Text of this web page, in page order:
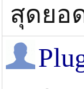
สุดยอ